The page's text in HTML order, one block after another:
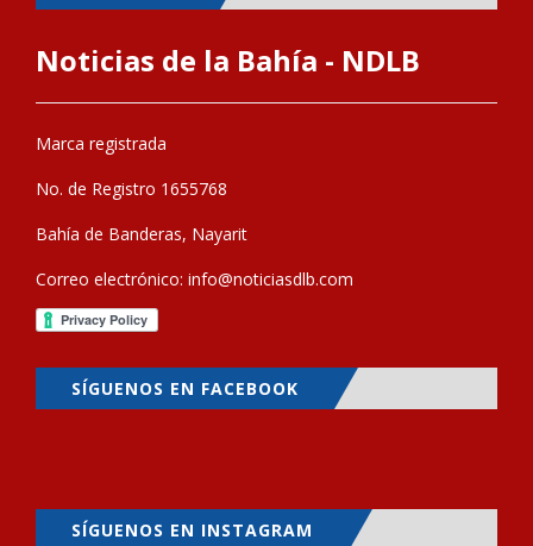
Noticias de la Bahía - NDLB
Marca registrada
No. de Registro 1655768
Bahía de Banderas, Nayarit
Correo electrónico: info@noticiasdlb.com
SÍGUENOS EN FACEBOOK
SÍGUENOS EN INSTAGRAM